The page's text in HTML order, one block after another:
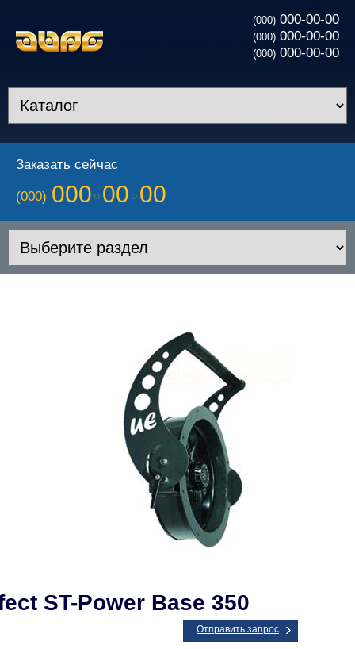
(000) 000-00-00
(000) 000-00-00
(000) 000-00-00
Заказать сейчас
(000) 000 00 00
ST-Power Base 350
Отправить запрос